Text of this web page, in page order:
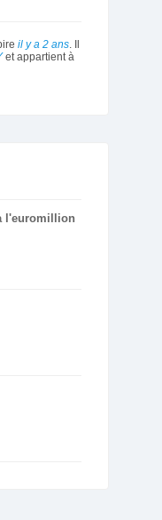
il y a 2 ans. Il
et appartient à
l'euromillion